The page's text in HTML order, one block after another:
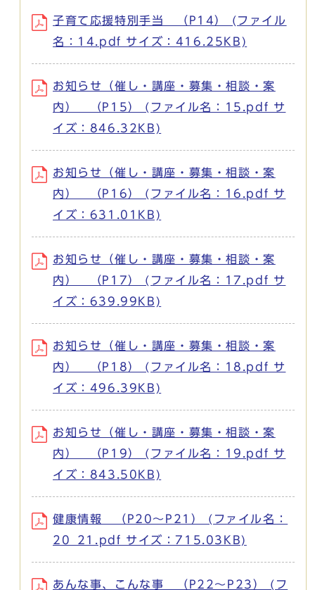
子育て応援特別手当 （P14） (ファイル
名：14.pdf サイズ：416.25KB)
お知らせ（催し・講座・募集・相談・案
内） （P15） (ファイル名：15.pdf サ
イズ：846.32KB)
お知らせ（催し・講座・募集・相談・案
内） （P16） (ファイル名：16.pdf サ
イズ：631.01KB)
お知らせ（催し・講座・募集・相談・案
内） （P17） (ファイル名：17.pdf サ
イズ：639.99KB)
お知らせ（催し・講座・募集・相談・案
内） （P18） (ファイル名：18.pdf サ
イズ：496.39KB)
お知らせ（催し・講座・募集・相談・案
内） （P19） (ファイル名：19.pdf サ
イズ：843.50KB)
健康情報 （P20～P21） (ファイル名：
20_21.pdf サイズ：715.03KB)
あんな事、こんな事 （P22～P23） (フ